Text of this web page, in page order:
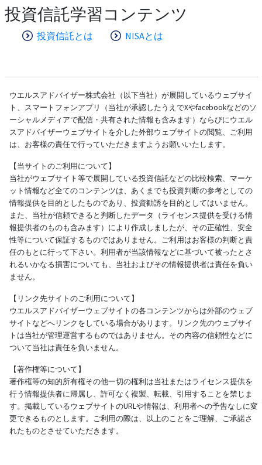
投資信託学習コンテンツ
投資信託とは NISAとは
ウエルスアドバイザー株式会社（以下当社）が展開しているウェブサイ
ト、スマートフォンアプリ（当社が承認したうえでXやfacebookなどのソ
ーシャルメディアで配信・共有された情報も含みます）ならびにウエル
スアドバイザーウェブサイトを介した外部ウェブサイトの閲覧、ご利用
は、お客様の責任で行っていただきますようお願いいたします。
【当サイトのご利用について】
当社がウェブサイト等で展開している投資信託などの比較検索、マーケ
ット情報など全てのコンテンツは、あくまでも投資判断の参考としての
情報提供を目的としたものであり、投資勧誘を目的としてはいません。
また、当社が信頼できると判断したデータ（ライセンス提供を受ける情
報提供者のものも含みます）により作成しましたが、その正確性、安全
性等について保証するものではありません。ご利用はお客様の判断と責
任のもとに行って下さい。利用者が当該情報などに基づいて被ったとさ
れるいかなる損害についても、当社およびその情報提供者は責任を負い
ません。
【リンク先サイトのご利用について】
ウエルスアドバイザーウェブサイトの各コンテンツからは外部のウェブ
サイトなどへリンクをしている場合があります。リンク先のウェブサイ
トは当社が管理運営するものではありません。その内容の信頼性などに
ついて当社は責任を負いません。
【著作権等について】
著作権等の知的所有権その他一切の権利は当社またはライセンス提供を
行う情報提供者に帰属し、許可なく複製、転載、引用することを禁じま
す。掲載しているウェブサイトのURLや情報は、利用者への予告なしに変
更できるものとします。ご利用の際は、以上のことをご理解、ご承諾さ
れたものとさせていただきます。